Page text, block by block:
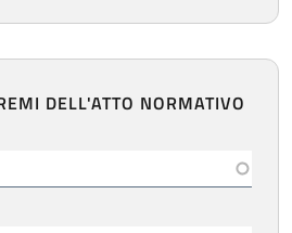
DELL'ATTO NORMATIVO